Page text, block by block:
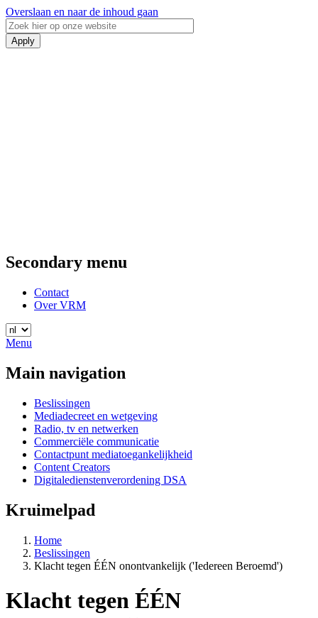
Overslaan en naar de inhoud gaan
Secondary menu
Contact
Over VRM
Menu
Main navigation
Beslissingen
Mediadecreet en wetgeving
Radio, tv en netwerken
Commerciële communicatie
Contactpunt mediatoegankelijkheid
Content Creators
Digitaledienstenverordening DSA
Kruimelpad
Home
Beslissingen
Klacht tegen ÉÉN onontvankelijk ('Iedereen Beroemd')
Klacht tegen ÉÉN